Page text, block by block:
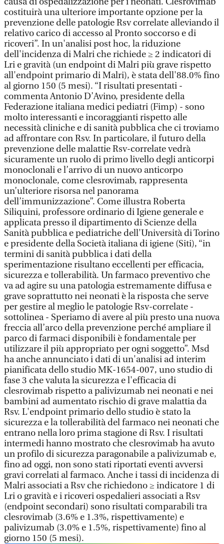
costituirà una ulteriore importante opzione per la
prevenzione delle patologie Rsv correlate alleviando il
relativo carico di accesso al Pronto soccorso e di
ricoveri”. In un'analisi post hoc, la riduzione
dell'incidenza di Malri che richiede ≥ 2 indicatori di
Lri e gravità (un endpoint di Malri più grave rispetto
all'endpoint primario di Malri), è stata dell'88.0% fino
al giorno 150 (5 mesi). “I risultati presentati -
commenta Antonio D’Avino, presidente della
Federazione italiana medici pediatri (Fimp) - sono
molto interessanti e incoraggianti rispetto alle
necessità cliniche e di sanità pubblica che ci troviamo
ad affrontare con Rsv. In particolare, il futuro della
prevenzione delle malattie Rsv-correlate vedrà
sicuramente un ruolo di primo livello degli anticorpi
monoclonali e l’arrivo di un nuovo anticorpo
monoclonale, come clesrovimab, rappresenta
un’ulteriore risorsa nel panorama
dell’immunizzazione”. Come illustra Roberta
Siliquini, professore ordinario di Igiene generale e
applicata presso il dipartimento di Scienze della
Sanità pubblica e pediatriche dell'Università di Torino
e presidente della Società italiana di igiene (Siti), “in
termini di sanità pubblica i dati della
sperimentazione risultano eccellenti per efficacia,
sicurezza e tollerabilità. Un farmaco preventivo che
va ad agire su una patologia estremamente diffusa e
grave soprattutto nei neonati è la risposta che serve
per gestire al meglio le patologie Rsv-correlate -
sottolinea - Speriamo di avere al più presto una nuova
freccia all’arco della prevenzione perché ampliare il
parco di farmaci disponibili è fondamentale per
utilizzare il più appropriato per ogni soggetto”. Msd
ha anche annunciato i dati di un'analisi ad interim
pianificata dello studio MK-1654-007, uno studio di
fase 3 che valuta la sicurezza e l'efficacia di
clesrovimab rispetto a palivizumab nei neonati e nei
bambini ad aumentato rischio di grave malattia da
Rsv. L'endpoint primario dello studio è stato la
sicurezza e la tollerabilità del farmaco nei neonati che
entrano nella loro prima stagione di Rsv. I risultati
intermedi hanno mostrato che clesrovimab ha avuto
un profilo di sicurezza paragonabile a palivizumab e,
fino ad oggi, non sono stati riportati eventi avversi
gravi correlati al farmaco. Anche i tassi di incidenza di
Malri associati a Rsv che richiedono ≥ indicatore 1 di
Lri o gravità e i ricoveri ospedalieri associati a Rsv
(endpoint secondari) sono risultati comparabili tra
clesrovimab (3.6% e 1.3%, rispettivamente) e
palivizumab (3.0% e 1.5%, rispettivamente) fino al
giorno 150 (5 mesi).